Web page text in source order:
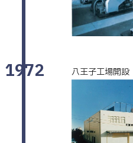
1972 八王子工場開設